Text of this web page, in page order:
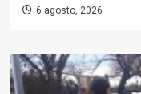
6 agosto, 2026